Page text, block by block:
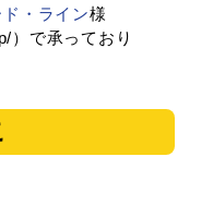
・ライン様
）で承っており